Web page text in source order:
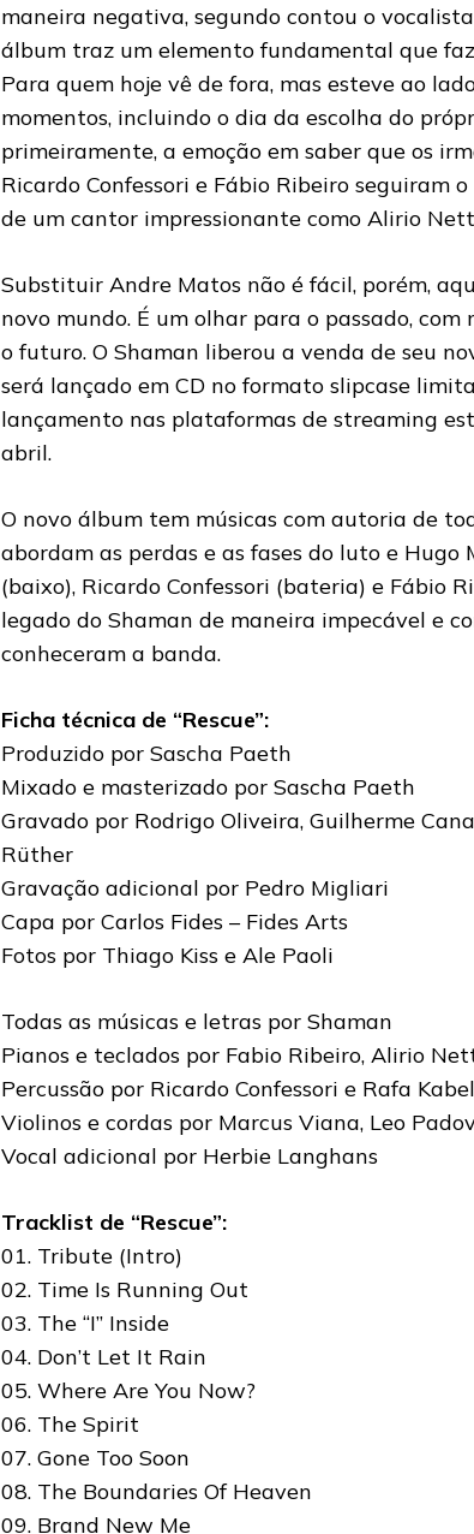
maneira negativa, segundo contou o
álbum traz um elemento fundamental que
Para quem hoje vê de fora, mas esteve ao
momentos, incluindo o dia da escolha do
primeiramente, a emoção em saber que os
Ricardo Confessori e Fábio Ribeiro seguiram
de um cantor impressionante como Alirio
Substituir Andre Matos não é fácil, porém,
novo mundo. É um olhar para o passado,
o futuro. O Shaman liberou a venda de seu
será lançado em CD no formato slipcase
lançamento nas plataformas de streaming
abril.
O novo álbum tem músicas com autoria de
abordam as perdas e as fases do luto e
(baixo), Ricardo Confessori (bateria) e Fábio
legado do Shaman de maneira impecável e
conheceram a banda.
Ficha técnica de “Rescue”:
Produzido por Sascha Paeth
Mixado e masterizado por Sascha Paeth
Gravado por Rodrigo Oliveira, Guilherme
Rüther
Gravação adicional por Pedro Migliari
Capa por Carlos Fides – Fides Arts
Fotos por Thiago Kiss e Ale Paoli
Todas as músicas e letras por Shaman
Pianos e teclados por Fabio Ribeiro, Alirio
Percussão por Ricardo Confessori e Rafa
Violinos e cordas por Marcus Viana, Leo
Vocal adicional por Herbie Langhans
Tracklist de “Rescue”:
01. Tribute (Intro)
02. Time Is Running Out
03. The “I” Inside
04. Don’t Let It Rain
05. Where Are You Now?
06. The Spirit
07. Gone Too Soon
08. The Boundaries Of Heaven
09. Brand New Me